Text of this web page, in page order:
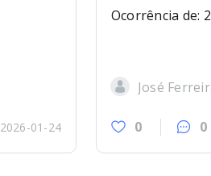
2026-01-24
Ocorrência de:
José
0 0